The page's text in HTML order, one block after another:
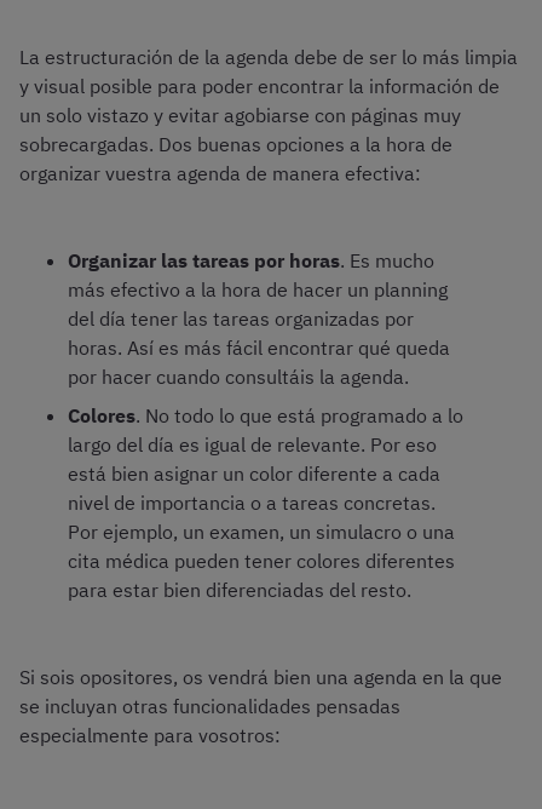
La estructuración de la agenda debe de ser lo más limpia
y visual posible para poder encontrar la información de
un solo vistazo y evitar agobiarse con páginas muy
sobrecargadas. Dos buenas opciones a la hora de
organizar vuestra agenda de manera efectiva:
Organizar las tareas por horas. Es mucho
más efectivo a la hora de hacer un planning
del día tener las tareas organizadas por
horas. Así es más fácil encontrar qué queda
por hacer cuando consultáis la agenda.
Colores. No todo lo que está programado a lo
largo del día es igual de relevante. Por eso
está bien asignar un color diferente a cada
nivel de importancia o a tareas concretas.
Por ejemplo, un examen, un simulacro o una
cita médica pueden tener colores diferentes
para estar bien diferenciadas del resto.
Si sois opositores, os vendrá bien una agenda en la que
se incluyan otras funcionalidades pensadas
especialmente para vosotros: